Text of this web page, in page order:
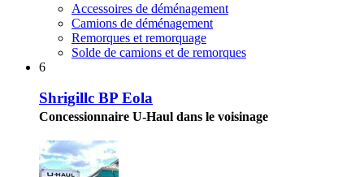
Accessoires de déménagement
Camions de déménagement
Remorques et remorquage
Solde de camions et de remorques
6
Shrigillc BP Eola
Concessionnaire U-Haul dans le voisinage